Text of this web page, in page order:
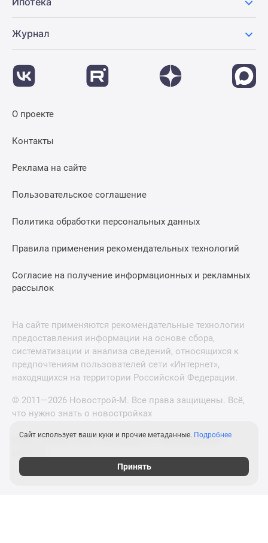
Журнал
О проекте
Контакты
Реклама на сайте
Пользовательское соглашение
Политика обработки персональных данных
Правила применения рекомендательных технологий
Согласие на получение информационных и рекламных
рассылок
На сайте применяются рекомендательные технологии
предоставления информации на основе сбора,
систематизации и анализа сведений, относящихся к
предпочтениям пользователей сети «Интернет»,
находящихся на территории Российской Федерации.
© 2011—2026 Новострой-М. Все права защищены. Всё,
что нужно знать о новостройках
Новостройки Санкт-Петербурга и Ленинградской
Сайт использует ваши куки и прочие метаданные. Подробнее
Принять